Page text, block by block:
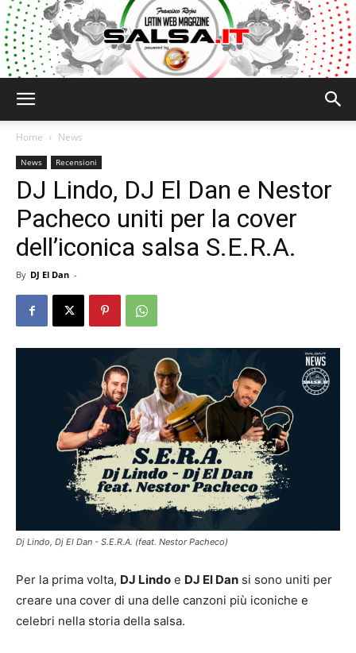
Home News
News Recensioni
DJ Lindo, DJ El Dan e Nestor
Pacheco uniti per la cover
dell’iconica salsa S.E.R.A.
By DJ El Dan -
Dj Lindo, Dj El Dan - S.E.R.A. (feat. Nestor Pacheco)
Per la prima volta, DJ Lindo e DJ El Dan si sono uniti per
creare una cover di una delle canzoni più iconiche e
celebri nella storia della salsa.